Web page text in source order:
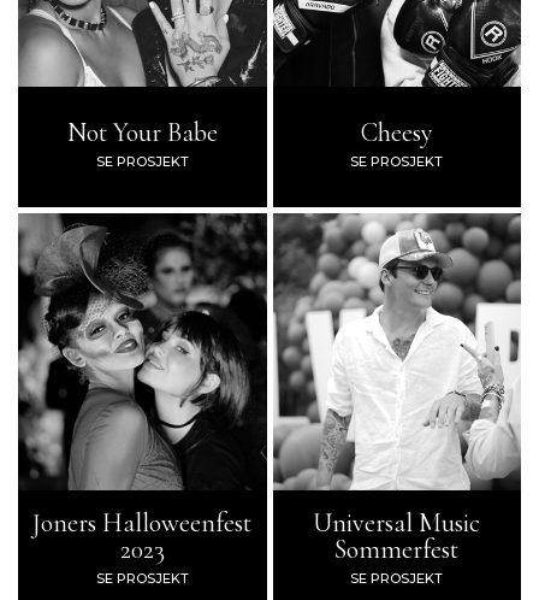
Not Your Babe
SE PROSJEKT
Cheesy
SE PROSJEKT
Joners Halloweenfest
2023
SE PROSJEKT
Universal Music
Sommerfest
SE PROSJEKT